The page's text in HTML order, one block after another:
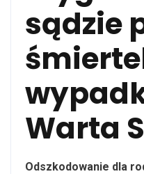
sądzie
Warta
Odszkodowanie dla